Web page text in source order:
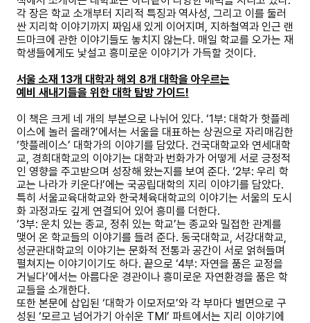
각 장은 학교 소개부터 지리적 특징과 역사성, 그리고 이를 둘러
싼 지리학 이야기까지 짜임새 있게 이어지며, 지하철역과 인근 랜
드마크에 관한 이야기들도 놓치지 않는다. 매일 학교를 오가는 재
학생들에게도 낯설고 흥미로운 이야기가 가득할 것이다.
서울 소재 13개 대학과 해외 8개 대학을 아우르는
예비 새내기들을 위한 대학 탐방 가이드!
이 책은 크게 네 개의 부분으로 나뉘어 있다. ‘1부: 대학가 핫플레
이스에 놀러 올래?’에서는 서울을 대표하는 상권으로 자리매김한
‘핫플레이스’ 대학가의 이야기를 담았다. 건국대학교와 연세대학
교, 경희대학교의 이야기는 대학과 번화가가 어떻게 서로 긍정적
인 영향을 주고받으며 성장해 왔는지를 보여 준다. ‘2부: 우리 학
교는 나라가 키운다!’에는 국공립대학의 지리 이야기를 담았다.
특히 서울교육대학교와 한국체육대학교의 이야기는 서울의 도시
화 과정과도 깊게 연결되어 있어 흥미를 더한다.
‘3부: 운치 있는 종교, 정취 있는 학교’는 종교와 밀접한 관계를
맺어 온 학교들의 이야기를 들려 준다. 동국대학교, 서강대학교,
성균관대학교의 이야기는 문화적 전통과 공간이 서로 얽혀들며
펼쳐지는 이야기이기도 하다. 끝으로 ‘4부: 자연을 품은 교정을
거닐다’에서는 아름다운 경관이나 흥미로운 자연환경을 품은 학
교들을 소개한다.
또한 본문에 삽입된 ‘대학가 이모저모’와 각 부마다 별면으로 구
성된 ‘모르고 넘어가기 아쉬운 TMI’ 파트에서는 지리 이야기에